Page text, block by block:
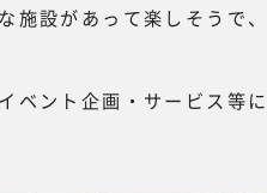
設があって楽しそうで、
ベント企画・サービス等に